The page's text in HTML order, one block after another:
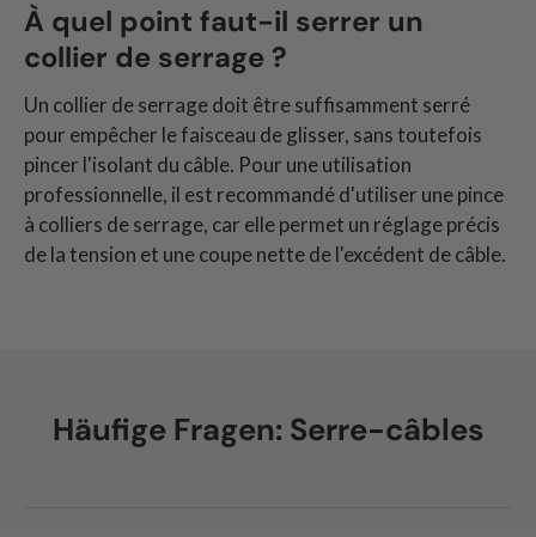
À quel point faut-il serrer un
collier de serrage ?
Un collier de serrage doit être suffisamment serré
pour empêcher le faisceau de glisser, sans toutefois
pincer l'isolant du câble. Pour une utilisation
professionnelle, il est recommandé d'utiliser une pince
à colliers de serrage, car elle permet un réglage précis
de la tension et une coupe nette de l'excédent de câble.
Häufige Fragen: Serre-câbles